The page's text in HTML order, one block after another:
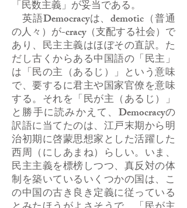
「民数主義」が妥当である。
英語Democracyは、demotic（普通
の人々）が-cracy（支配する社会）で
あり、民主主義はほぼその直訳。た
だし古くからある中国語の「民主」
は「民の主（あるじ）」という意味
で、要するに君主や国家官僚を意味
する。それを「民が主（あるじ）」
と勝手に読みかえて、Democracyの
訳語に当てたのは、江戸末期から明
治初期に啓蒙思想家とした活躍した
西周（にしあまね）らしい。いま、
民主主義を標榜しつつ、真反対の体
制を築いているいくつかの国は、こ
の中国の古き良き定義に従っている